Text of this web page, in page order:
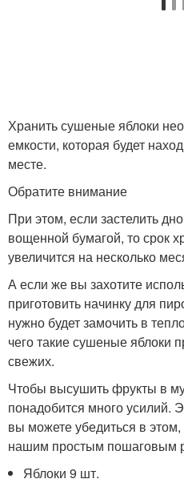
Хранить сушеные яблоки
емкости, которая будет
месте.
Обратите внимание
При этом, если застелить
вощенной бумагой, то срок
увеличится на несколько
А если же вы захотите
приготовить начинку для
нужно будет замочить в
чего такие сушеные яблоки
свежих.
Чтобы высушить фрукты в
понадобится много усилий.
вы можете убедиться в этом,
нашим простым пошаговым
Яблоки 9 шт.